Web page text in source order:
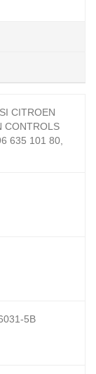
CITROEN
CONTROLS
635 101 80,
5B